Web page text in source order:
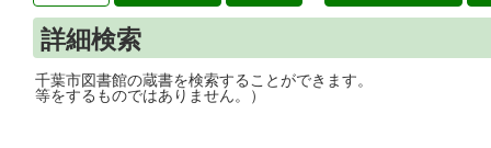
詳細検索
千葉市図書館の蔵書を検索することがで
等をするものではありません。）